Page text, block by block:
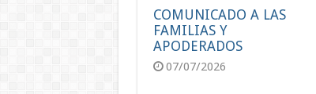
COMUNICADO A LAS
FAMILIAS Y
APODERADOS
07/07/2026